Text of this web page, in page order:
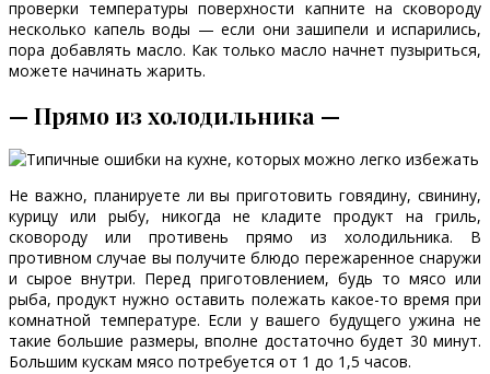
проверки температуры поверхности капните на сковороду
несколько капель воды — если они зашипели и испарились,
пора добавлять масло. Как только масло начнет пузыриться,
можете начинать жарить.
— Прямо из холодильника —
Не важно, планируете ли вы приготовить говядину, свинину,
курицу или рыбу, никогда не кладите продукт на гриль,
сковороду или противень прямо из холодильника. В
противном случае вы получите блюдо пережаренное снаружи
и сырое внутри. Перед приготовлением, будь то мясо или
рыба, продукт нужно оставить полежать какое-то время при
комнатной температуре. Если у вашего будущего ужина не
такие большие размеры, вполне достаточно будет 30 минут.
Большим кускам мясо потребуется от 1 до 1,5 часов.